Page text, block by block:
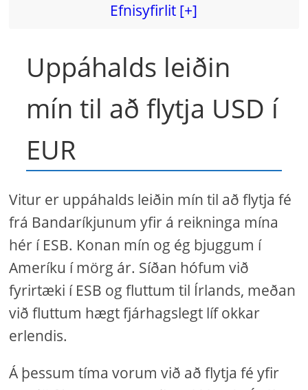
Efnisyfirlit [+]
Uppáhalds leiðin
mín til að flytja USD í
EUR
Vitur er uppáhalds leiðin mín til að flytja fé
frá Bandaríkjunum yfir á reikninga mína
hér í ESB. Konan mín og ég bjuggum í
Ameríku í mörg ár. Síðan hófum við
fyrirtæki í ESB og fluttum til Írlands, meðan
við fluttum hægt fjárhagslegt líf okkar
erlendis.
Á þessum tíma vorum við að flytja fé yfir